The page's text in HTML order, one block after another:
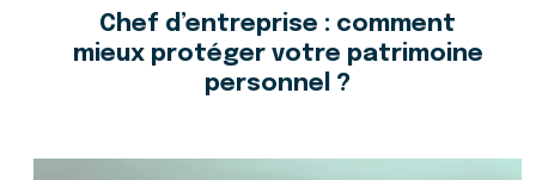
Chef d’entreprise : comment
mieux protéger votre patrimoine
personnel ?